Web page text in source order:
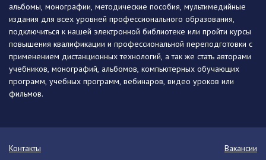
альбомы, монографии, методические пособия, мультимедийные
издания для всех уровней профессионального образования,
подключиться к нашей электронной библиотеке или пройти курсы
повышения квалификации и профессиональной переподготовки с
применением дистанционных технологий, а так же стать авторами
учебников, монографий, альбомов, компьютерных обучающих
программ, учебных программ, вебинаров, видео уроков или
фильмов.
Контакты
Вакансии